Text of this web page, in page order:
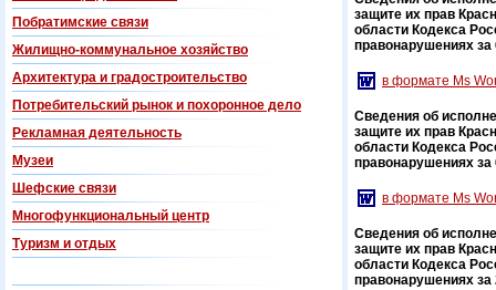
Побратимские связи
Жилищно-коммунальное хозяйство
Архитектура и градостроительство
Потребительский рынок и похоронное дело
Рекламная деятельность
Музеи
Шефские связи
Многофункциональный центр
Туризм и отдых
защите их прав
области Кодекса
правонарушениях за
в формате Ms
Сведения об
защите их прав
области Кодекса
правонарушениях за
в формате Ms
Сведения об
защите их прав
области Кодекса
правонарушениях за